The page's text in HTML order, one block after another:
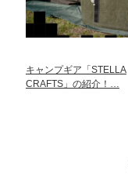
キャンプギア「STELLA
CRAFTS」の紹介！…